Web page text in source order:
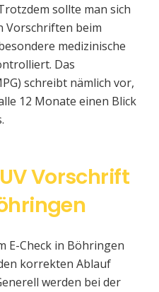
sollte man sich
Vorschriften beim
medizinische
Das
schreibt nämlich vor,
12 Monate einen Blick
Vorschrift
E-Check in Böhringen
korrekten Ablauf
werden bei der